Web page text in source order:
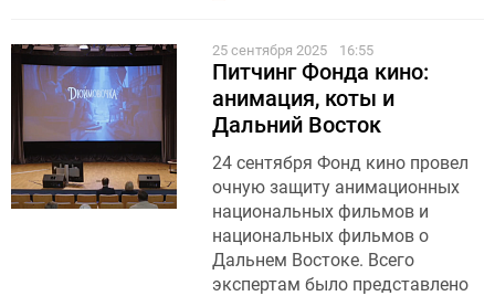
25 сентября 2025 16:55
Питчинг Фонда кино:
анимация, коты и
Дальний Восток
24 сентября Фонд кино провел
очную защиту анимационных
национальных фильмов и
национальных фильмов о
Дальнем Востоке. Всего
экспертам было представлено